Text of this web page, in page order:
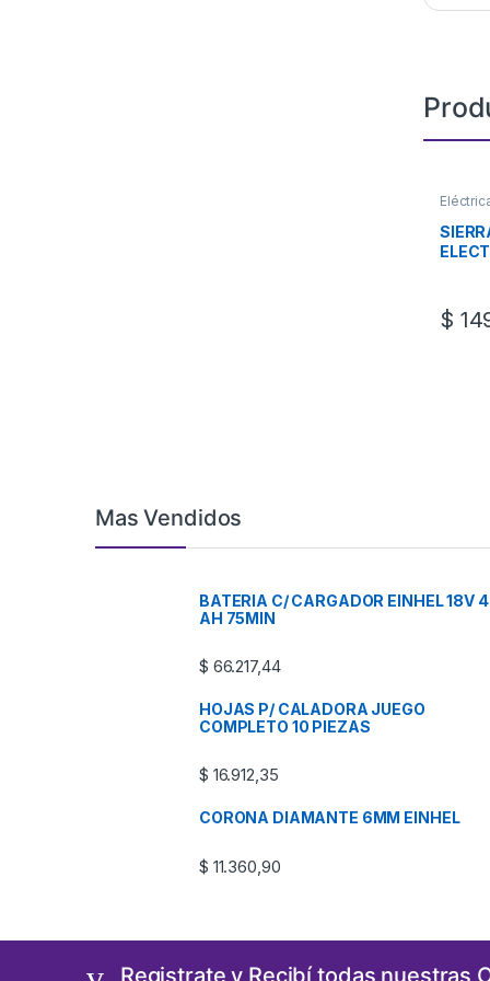
$
Mas Vendidos
BATERIA C/ CARGADOR EINHEL 18V 4
AH 75MIN
$ 66.217,44
HOJAS P/ CALADORA JUEGO
COMPLETO 10 PIEZAS
$ 16.912,35
CORONA DIAMANTE 6MM EINHEL
$ 11.360,90
Registrate y Recibí todas nuestras